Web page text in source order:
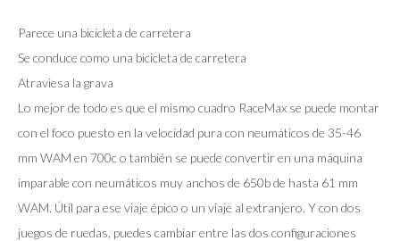
Parece una bicicleta de carretera
Se conduce como una bicicleta de carretera
Atraviesa la grava
Lo mejor de todo es que el mismo cuadro RaceMax se puede montar
con el foco puesto en la velocidad pura con neumáticos de 35-46
mm WAM en 700c o también se puede convertir en una máquina
imparable con neumáticos muy anchos de 650b de hasta 61 mm
WAM. Útil para ese viaje épico o un viaje al extranjero. Y con dos
juegos de ruedas, puedes cambiar entre las dos configuraciones